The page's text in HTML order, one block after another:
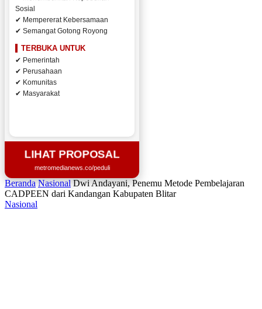
Sosial
✔ Mempererat Kebersamaan
✔ Semangat Gotong Royong
TERBUKA UNTUK
✔ Pemerintah
✔ Perusahaan
✔ Komunitas
✔ Masyarakat
LIHAT PROPOSAL
metromedianews.co/peduli
Beranda Nasional Dwi Andayani, Penemu Metode Pembelajaran
CADPEEN dari Kandangan Kabupaten Blitar
Nasional